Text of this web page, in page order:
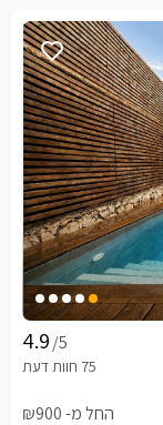
/5
החל מ- ₪900